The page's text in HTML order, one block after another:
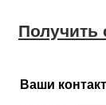
Получить
Ваши